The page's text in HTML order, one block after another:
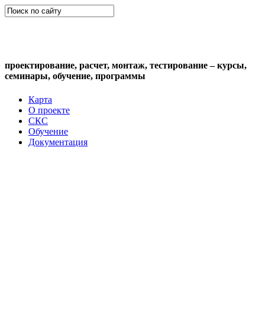
проектирование, расчет, монтаж, тестирование – курсы,
семинары, обучение, программы
Карта
О проекте
СКС
Обучение
Документация